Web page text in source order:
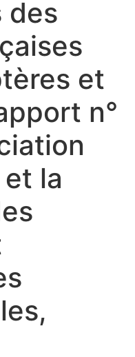
des
et
n°
et la